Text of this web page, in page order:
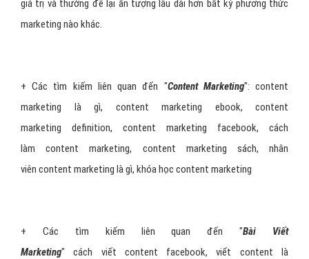
giá trị và thường để lại ấn tượng lâu dài hơn bất kỳ phương thức
marketing nào khác.
+ Các tìm kiếm liên quan đến "Content Marketing":content
marketing là gì, content marketing ebook, content
marketing definition, content marketing facebook, cách
làm content marketing, content marketing sách,nhân
viên content marketing là gì, khóa học content marketing
+ Các tìm kiếm liên quan đến "Bài Viết
Marketing"cách viết content facebook,viết content là